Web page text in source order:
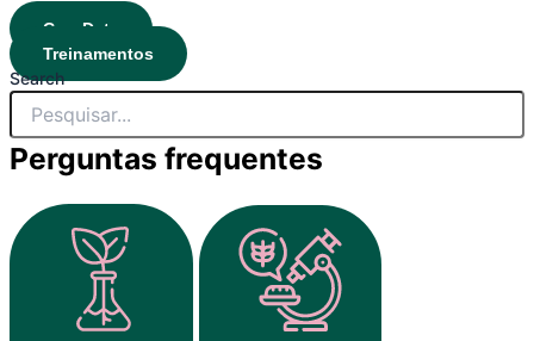
CropData
Treinamentos
Search
Perguntas frequentes